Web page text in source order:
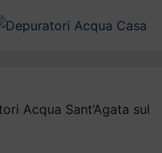
Acqua Sant’Agata sul